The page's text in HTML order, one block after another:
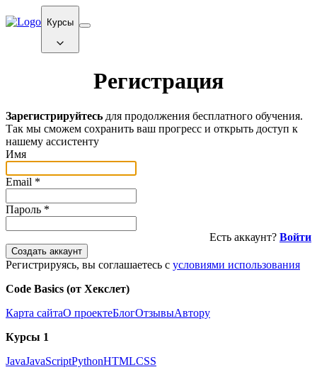
Курсы
Регистрация
Зарегистрируйтесь для продолжения бесплатного обучения.
Так мы сможем сохранить ваш прогресс и открыть доступ к
нашему ассистенту
Имя
Email *
Пароль *
Есть аккаунт? Войти
Создать аккаунт
Регистрируясь, вы соглашаетесь с условиями использования
Code Basics (от Хекслет)
Карта сайтаО проектеБлогОтзывыАвтору
Курсы 1
JavaJavaScriptPythonHTMLCSS